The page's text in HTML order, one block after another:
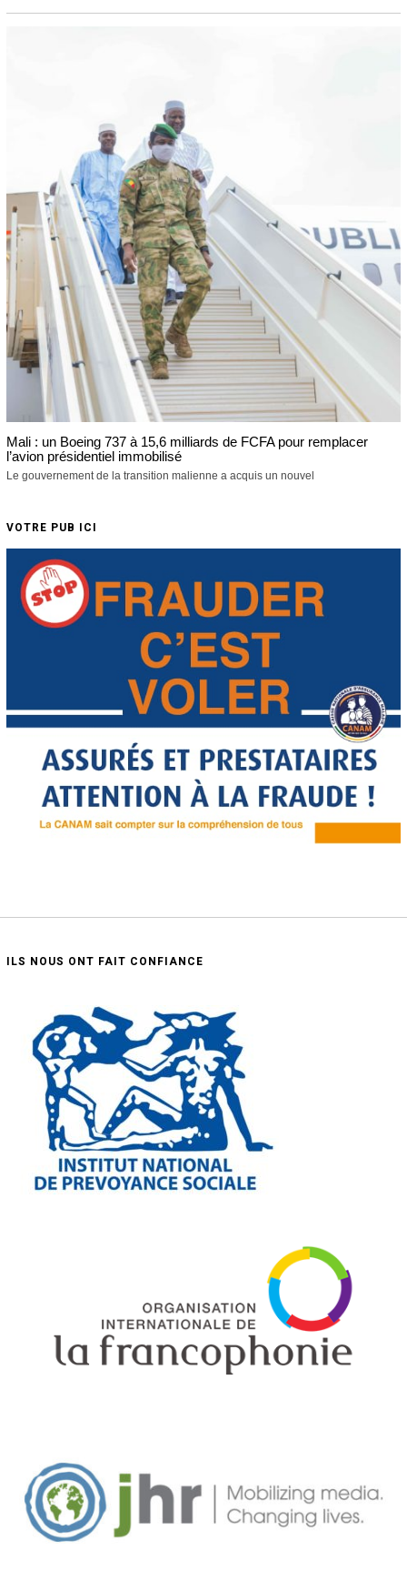
Mali : un Boeing 737 à 15,6 milliards de FCFA pour remplacer
l’avion présidentiel immobilisé
Le gouvernement de la transition malienne a acquis un nouvel
VOTRE PUB ICI
ILS NOUS ONT FAIT CONFIANCE